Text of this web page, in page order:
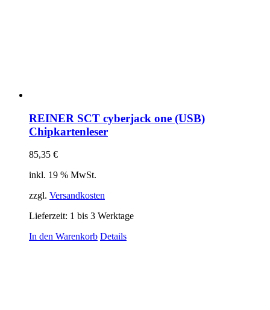
REINER SCT cyberjack one (USB)
Chipkartenleser
85,35 €
inkl. 19 % MwSt.
zzgl. Versandkosten
Lieferzeit: 1 bis 3 Werktage
In den Warenkorb Details